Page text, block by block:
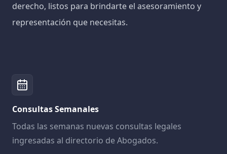
derecho, listos para brindarte el asesoramiento y
representación que necesitas.
Consultas Semanales
Todas las semanas nuevas consultas legales
ingresadas al directorio de Abogados.